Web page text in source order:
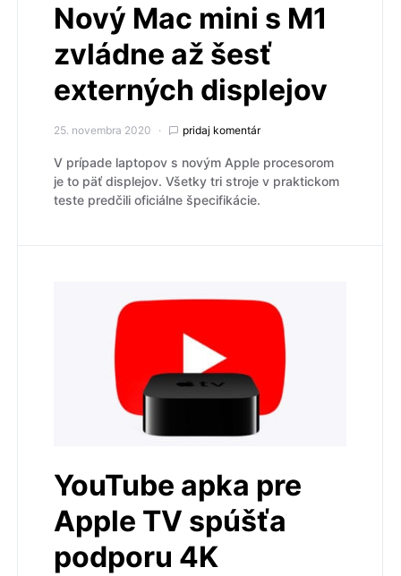
Nový Mac mini s M1
zvládne až šesť
externých displejov
25. novembra 2020 pridaj komentár
V prípade laptopov s novým Apple procesorom
je to päť displejov. Všetky tri stroje v praktickom
teste predčili oficiálne špecifikácie.
YouTube apka pre
Apple TV spúšťa
podporu 4K